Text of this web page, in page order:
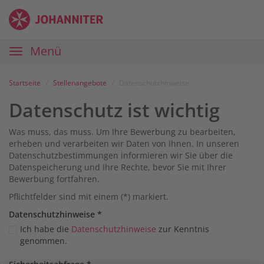
Zum
Inhalt
Anmelden
Zur
Navigation
Zur
Startseite
Karriereportal
Johanniter
Hauptnavigation
Menü
Startseite Stellenangebote
Datenschutz ist wichtig
Was muss, das muss. Um Ihre Bewerbung zu bearbeiten,
erheben und verarbeiten wir Daten von Ihnen. In unseren
Datenschutzbestimmungen informieren wir Sie über die
Datenspeicherung und Ihre Rechte, bevor Sie mit Ihrer
Bewerbung fortfahren.
Pflichtfelder sind mit einem (*) markiert.
Datenschutz­hinweise *
Ich habe die Datenschutzhinweise zur Kenntnis
genommen.